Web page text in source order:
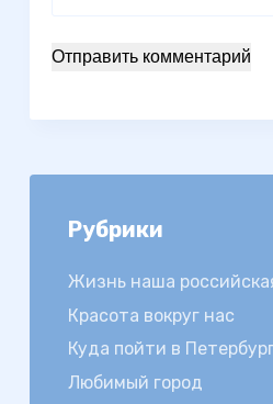
Отправить комментарий
Рубрики
Жизнь наша
Красота вокруг нас
Куда пойти в
Любимый город